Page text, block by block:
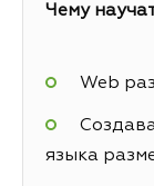
Чему
Web
языка